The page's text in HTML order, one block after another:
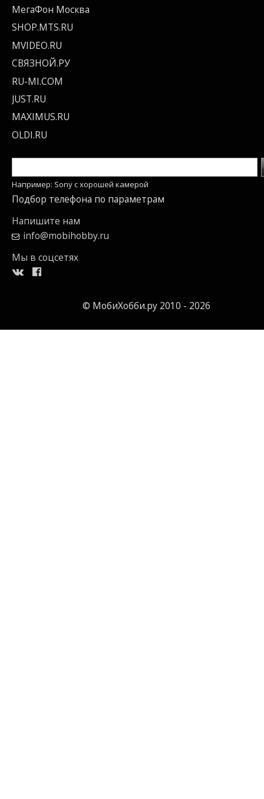
МегаФон Москва
SHOP.MTS.RU
MVIDEO.RU
СВЯЗНОЙ.РУ
RU-MI.COM
JUST.RU
MAXIMUS.RU
OLDI.RU
Например: Sony c хорошей камерой
Подбор телефона по параметрам
Напишите нам
info@mobihobby.ru
Мы в соцсетях
© МобиХобби.ру 2010 - 2026